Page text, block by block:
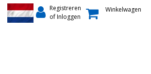
Registreren
of Inloggen
Winkelwagen